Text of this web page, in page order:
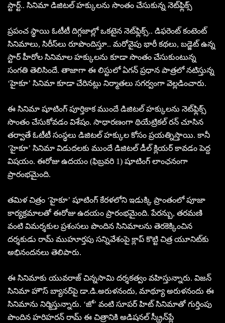
స్టార్ట్.. సినిమా డిజిటల్ హక్కులను సొంతం చేసుకున్న నెట్‌ఫ్లిక్స్
ప్రపంచ స్థాయి ఓటీటీ దిగ్గజాల్లో ఒకటైన నెట్‌ఫ్లిక్స్.. డిఫరెంట్ కంటెంట్
సినిమాలు, సిరీస్‌లు రూపొందిస్తూ.. మరోవైపు భారీ క‌థ‌లు, బడ్జెట్ ఉన్న
స్టార్ హీరోల సినిమాల హక్కులను కూడా సొంతం చేసుకుంటున్న
సంగతి తెలిసిందే. తాజాగా ఈ లిస్టులో ఏగన్ ప్రధాన పాత్రలో నటిస్తున్న
‘హైకూ’ సినిమా కూడా చేరినట్లు నిర్మాతలు సగర్వంగా వెల్లడించారు.
ఈ సినిమా షూటింగ్ పూర్తికాక ముందే డిజిటల్ హక్కులను నెట్‌ఫ్లిక్స్
సొంతం చేసుకోవడం విశేషం. సాధారణంగా థియేట్రికల్ రన్ చూసిన
తర్వాతే ఓటీటీ సంస్థలు డిజిటల్ హక్కుల కోసం ప్రయత్నిస్తాయి. కానీ
‘హైకూ’ సినిమా విడుదలకు ముందే డిజిటల్ డీల్ క్లియర్ కావడం పెద్ద
విషయం. ఈరోజు ఉదయం (ఫిబ్రవరి 1) షూటింగ్ లాంఛనంగా
ప్రారంభమైంది.
త‌మిళ చిత్రం ‘హైకూ’ షూటింగ్ కేరళలోని ఇడుక్కి ప్రాంతంలో పూజా
కార్యక్రమాలతో ఈరోజు ఉదయం ప్రారంభమైంది. పేరన్బు, తరమణి
వంటి విమర్శకుల ప్రశంసలు పొందిన సినిమాలను తెరకెక్కించిన
దర్శకుడు రామ్ ముహూర్త‌పు సన్నివేశంపై క్లాప్ కొట్టి చిత్ర యూనిట్‌కు
అభినందనలు తెలిపారు.
ఈ సినిమాకు యువ‌రాజ్ చిన్న‌సామి దర్శకత్వం వహిస్తున్నారు. విజ‌న్
సినిమా హౌస్ బ్యాన‌ర్‌పై డా.డి.అరుళ‌నందు, మాథ్యూ అరుళ‌నందు ఈ
సినిమాను నిర్మిస్తున్నారు. ‘జో’ వంటి సూప‌ర్ హిట్ సినిమాతో గుర్తింపు
పొందిన హ‌రిహ‌రన్ రామ్ ఈ చిత్రానికి అడిషనల్ స్క్రీన్‌ప్లే